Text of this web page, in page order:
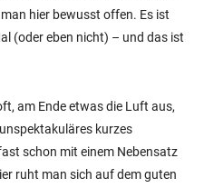
hier bewusst offen. Es ist
(oder eben nicht) – und das ist
am Ende etwas die Luft aus,
kurzes
schon mit einem Nebensatz
ruht man sich auf dem guten